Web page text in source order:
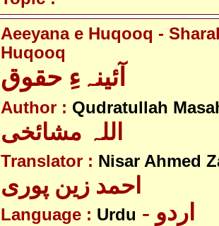
Aeeyana e Huqooq -
Huqooq
آئینہءِ حقوق
Author : Qudratullah
اللہ مشائخی
Translator : Nisar Ahmed
احمد زین پوری
Language : Urdu - اردو